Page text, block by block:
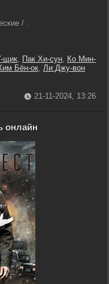
/ .
щик, Пак Хи-сун, Ко Мин-
Бён-ок, Ли Джу-вон
21-11-2024, 13:26
онлайн